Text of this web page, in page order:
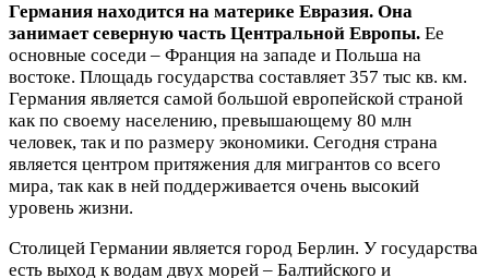
Германия находится на материке Евразия. Она
занимает северную часть Центральной Европы. Ее
основные соседи – Франция на западе и Польша на
востоке. Площадь государства составляет 357 тыс кв. км.
Германия является самой большой европейской страной
как по своему населению, превышающему 80 млн
человек, так и по размеру экономики. Сегодня страна
является центром притяжения для мигрантов со всего
мира, так как в ней поддерживается очень высокий
уровень жизни.
Столицей Германии является город Берлин. У государства
есть выход к водам двух морей – Балтийского и